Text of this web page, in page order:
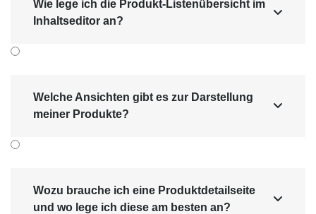
Wie lege ich die Produkt-Listenübersicht im
Inhaltseditor an?

Welche Ansichten gibt es zur Darstellung
meiner Produkte?

Wozu brauche ich eine Produktdetailseite
und wo lege ich diese am besten an?
